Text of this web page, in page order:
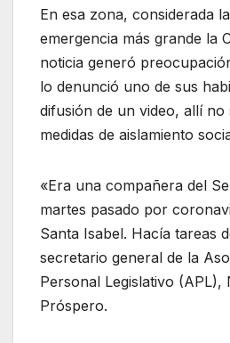
En esa zona, considerada
emergencia más grande la
noticia generó
lo denunció uno de sus
difusión de un video, allí no
medidas de aislamiento
«Era una compañera del
martes pasado por
Santa Isabel. Hacía tareas
secretario general de la
Personal Legislativo (APL),
Próspero.